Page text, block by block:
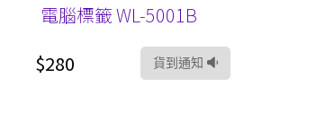
電腦標籤 WL-5001B
$280
貨到通知